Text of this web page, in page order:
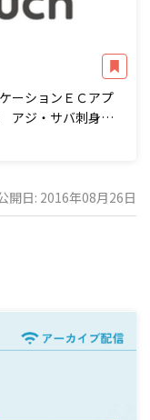
ーションＥＣアプ
アジ・サバ刺身の
ャパンシーフーズ
開日: 2016年08月26日